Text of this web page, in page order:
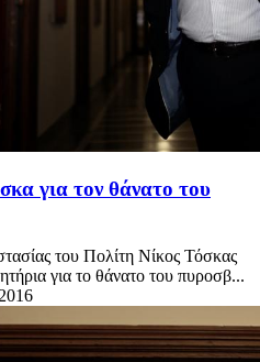
για τον θάνατο του
του Πολίτη Νίκος Τόσκας
για το θάνατο του πυροσβ...